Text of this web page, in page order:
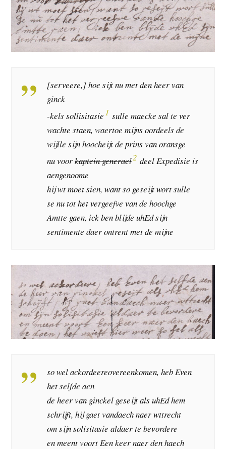
[serveere,] hoe sijt nu met den heer van
ginck
-kels sollisitasie1 sulle maecke sal te ver
wachte staen, waertoe mijns oordeels de
wijlle sijn hoocheijt de prins van oransge
nu voorkaptein generael2 deel Expedisie is
aengenoome
hij wt moet sien, want so geseijt wort sulle
se nu tot het vergeefve van de hoochge
Amtte gaen, ick ben blijde uhEd sijn
sentimente daer ontrent met de mijne
so wel ackordeereovereenkomen, heb Even
het selfde aen
de heer van ginckel geseijt als uhEd hem
schrijft, hij gaet vandaech naer wttrecht
om sijn solisitasie aldaer te bevordere
en meent voort Een keer naer den haech